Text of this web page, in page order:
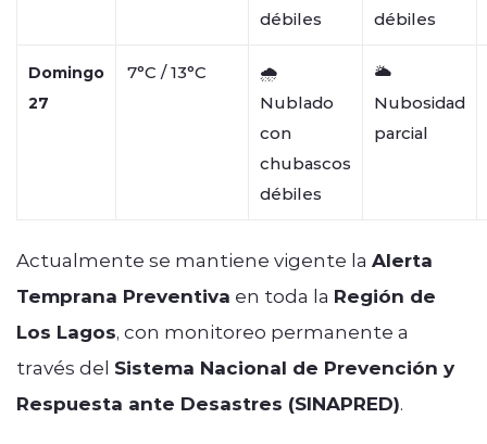
débiles
débiles
Domingo
27
7°C / 13°C
🌧️
Nublado
con
chubascos
débiles
🌥️
Nubosidad
parcial
Actualmente se mantiene vigente la Alerta
Temprana Preventiva en toda la Región de
Los Lagos, con monitoreo permanente a
través del Sistema Nacional de Prevención y
Respuesta ante Desastres (SINAPRED).